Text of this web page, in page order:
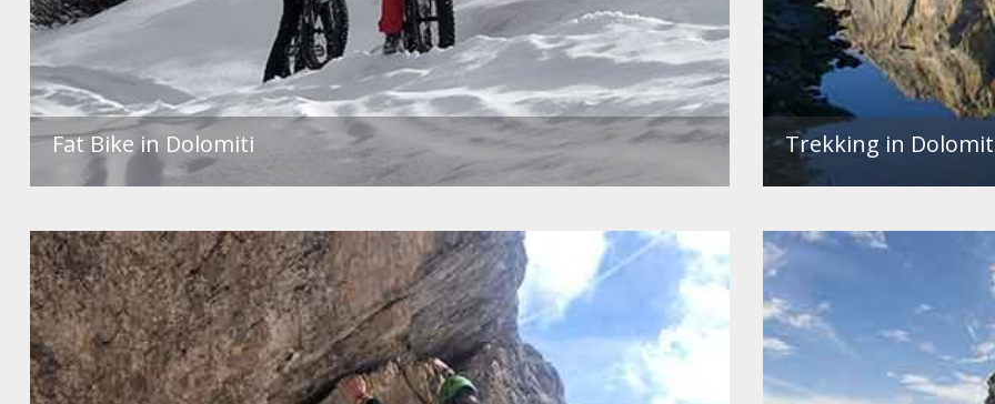
Fat Bike in Dolomiti Trekking in